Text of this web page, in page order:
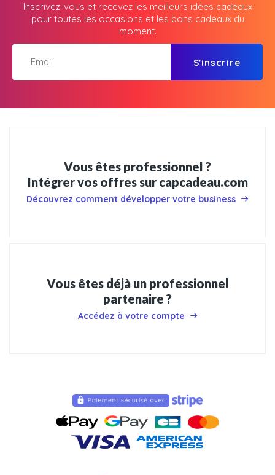
Inscrivez-vous et recevez les meilleurs idées cadeaux
pour toutes les occasions et les bons cadeaux du
moment.
S'inscrire
Vous êtes professionnel ?
Intégrer vos offres sur capcadeau.com
Découvrez comment développer votre business
Vous êtes déjà un professionnel
partenaire ?
Accédez à votre compte